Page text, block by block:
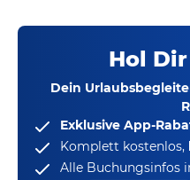
Hol
Dein
Exklusive App-
Komplett kostenlos,
Alle Buchungsinfos